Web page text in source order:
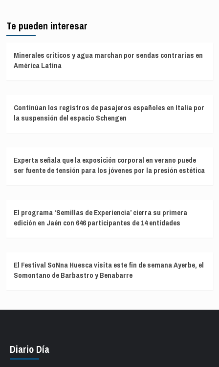
Te pueden interesar
Minerales críticos y agua marchan por sendas contrarias en
América Latina
Continúan los registros de pasajeros españoles en Italia por
la suspensión del espacio Schengen
Experta señala que la exposición corporal en verano puede
ser fuente de tensión para los jóvenes por la presión estética
El programa ‘Semillas de Experiencia’ cierra su primera
edición en Jaén con 646 participantes de 14 entidades
El Festival SoNna Huesca visita este fin de semana Ayerbe, el
Somontano de Barbastro y Benabarre
Diario Día